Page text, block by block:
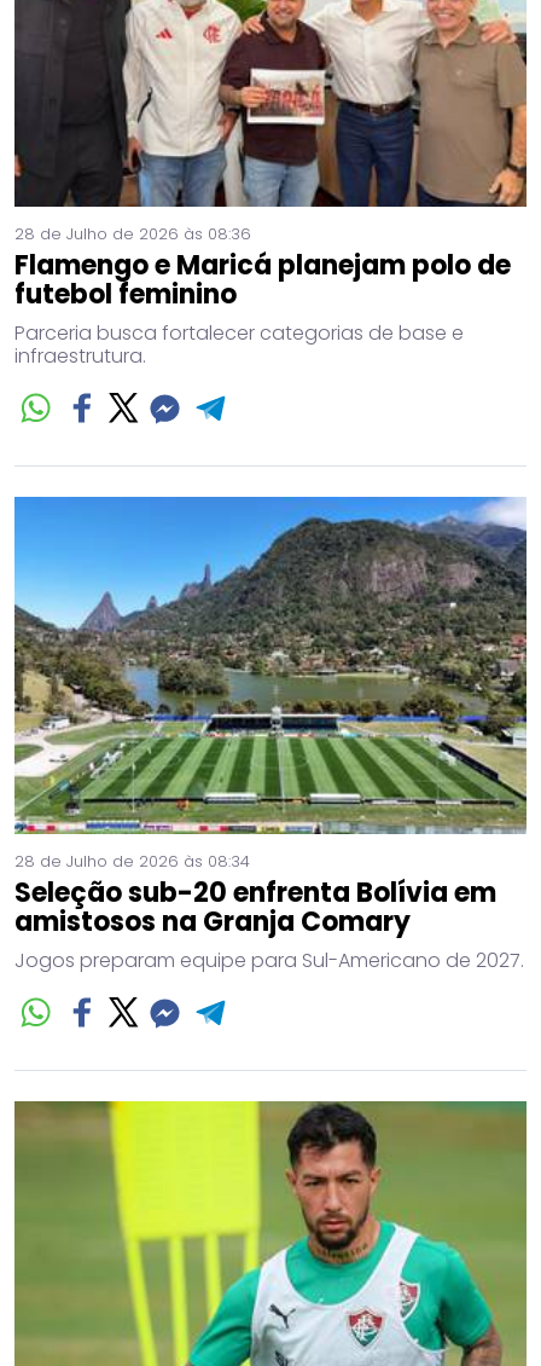
28 de Julho de 2026 às 08:36
Flamengo e Maricá planejam polo de
futebol feminino
Parceria busca fortalecer categorias de base e
infraestrutura.
28 de Julho de 2026 às 08:34
Seleção sub-20 enfrenta Bolívia em
amistosos na Granja Comary
Jogos preparam equipe para Sul-Americano de 2027.